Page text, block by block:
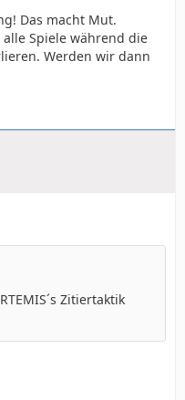
Das macht Mut.
Spiele während die
Werden wir dann
Zitiertaktik